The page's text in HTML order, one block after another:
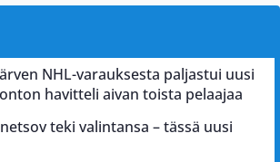
NHL-varauksesta paljastui uusi
havitteli aivan toista pelaajaa
teki valintansa – tässä uusi